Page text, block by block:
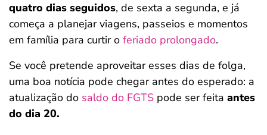
quatro dias seguidos, de sexta a segunda, e já
começa a planejar viagens, passeios e momentos
em família para curtir o feriado prolongado.
Se você pretende aproveitar esses dias de folga,
uma boa notícia pode chegar antes do esperado: a
atualização do saldo do FGTS pode ser feita antes
do dia 20.